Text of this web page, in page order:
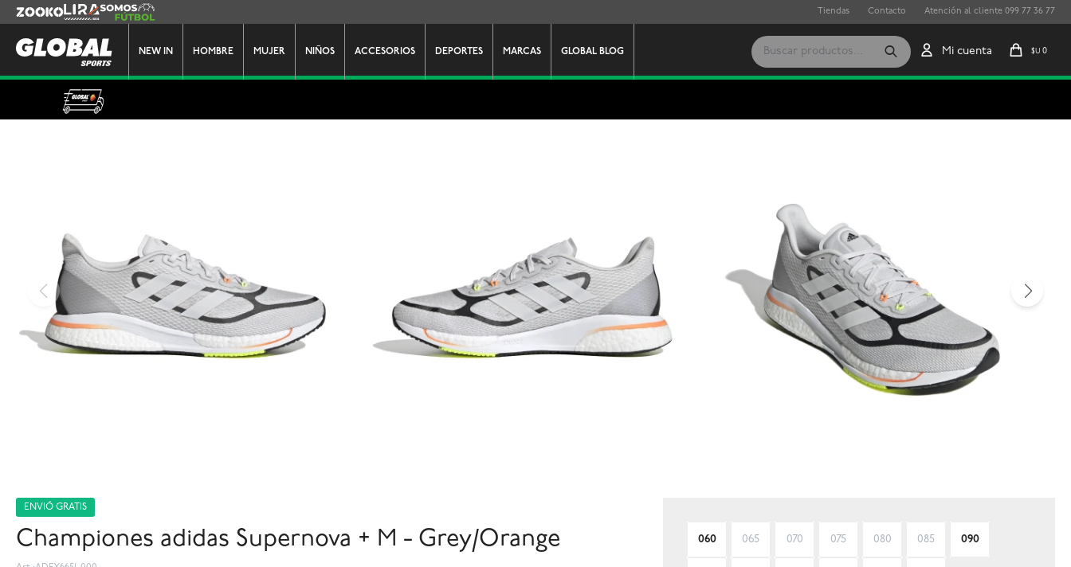
NEW IN HOMBRE MUJER NIÑOS ACCESORIOS DEPORTES MARCAS GLOBAL BLOG $U 0
Zooko Lira Somos Futbol Tiendas Contacto Atención al cliente 099 77 36 77
ENVIÓ GRATIS
Championes adidas Supernova + M - Grey/Orange 060 065 070 075 080 085 090